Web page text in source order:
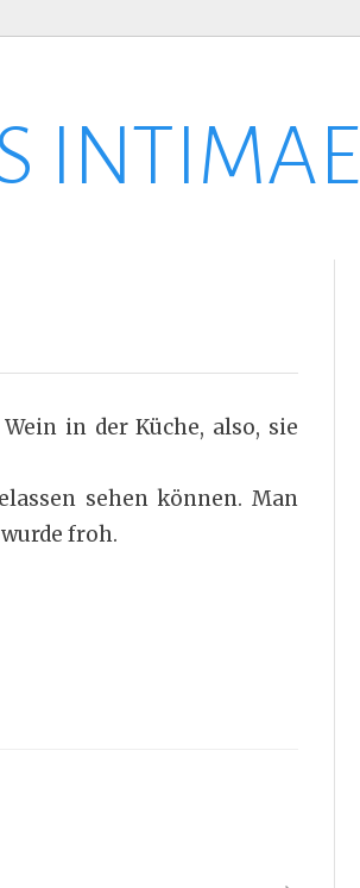
INTIMAE
in der Küche, also, sie
sehen können. Man
froh.